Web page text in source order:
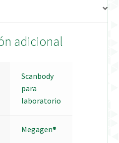
adicional
Scanbody
para
laboratorio
Megagen®